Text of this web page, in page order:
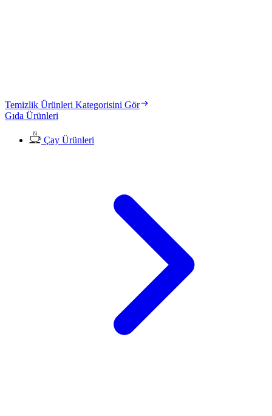
Temizlik Ürünleri Kategorisini Gör
Gıda Ürünleri
Çay Ürünleri